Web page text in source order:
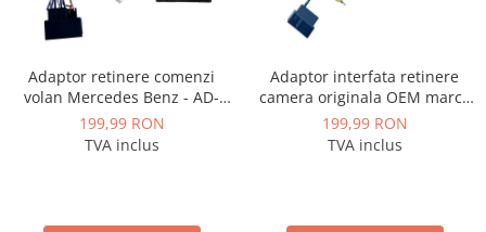
Adaptor retinere comenzi
volan Mercedes Benz - AD-
BGRKIT407-C
199,99 RON
TVA inclus
Adaptor interfata retinere
camera originala OEM marca
VAG Volkswagen, Skoda - AD-
BGCWCOEM
199,99 RON
TVA inclus